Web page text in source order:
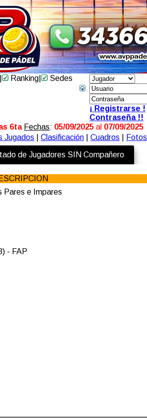
Ranking Sedes
¡ Registrarse !
Contraseña !!
6ta Fechas: 05/09/2025 al 07/09/2025
Jugados Clasificación Cuadros Fotos
de Jugadores SIN Compañero
Pares e Impares
- FAP